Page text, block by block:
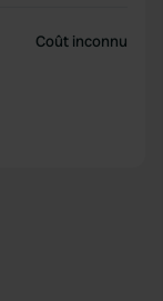
Coût inconnu